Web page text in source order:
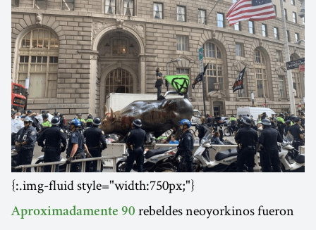
{:.img-fluid style="width:750px;"}
Aproximadamente 90 rebeldes neoyorkinos fueron